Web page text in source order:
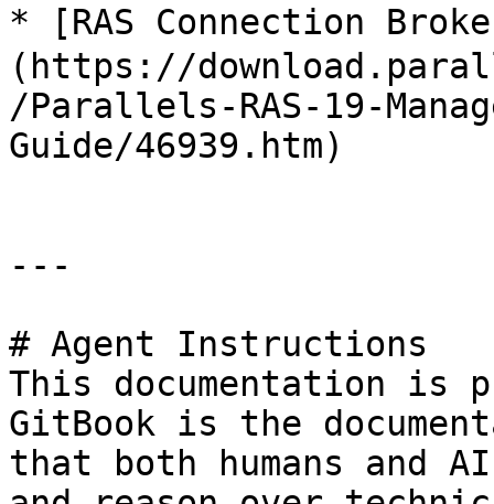
* [RAS Connection
(https://
/Parallels-RAS-19-
Guide/46939.htm)
---
# Agent Instructions
This documentation is
GitBook is the
that both humans and